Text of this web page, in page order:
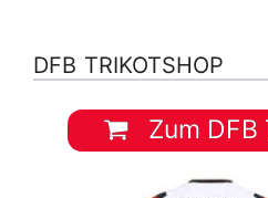
DFB TRIKOTSHOP
Zum